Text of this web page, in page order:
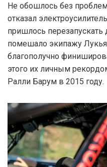
Не обошлось без
отказал
пришлось перезапускать
помешало экипажу
благополучно
этого их личным
Ралли Барум в 2015 году.